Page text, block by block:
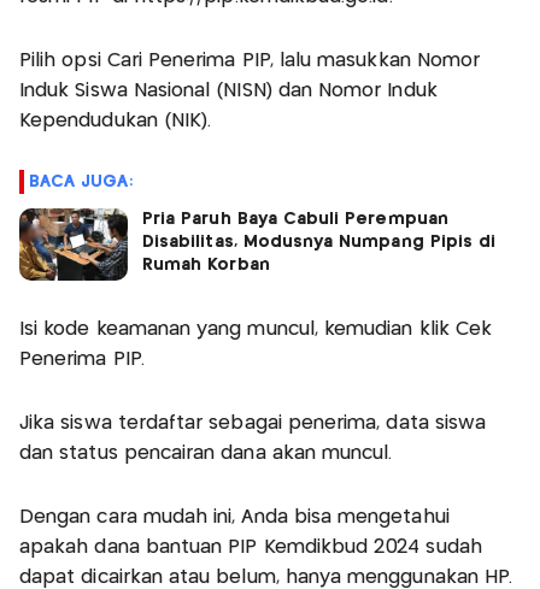
Pilih opsi Cari Penerima PIP, lalu masukkan Nomor
Induk Siswa Nasional (NISN) dan Nomor Induk
Kependudukan (NIK).
BACA JUGA:
Pria Paruh Baya Cabuli Perempuan
Disabilitas, Modusnya Numpang Pipis di
Rumah Korban
Isi kode keamanan yang muncul, kemudian klik Cek
Penerima PIP.
Jika siswa terdaftar sebagai penerima, data siswa
dan status pencairan dana akan muncul.
Dengan cara mudah ini, Anda bisa mengetahui
apakah dana bantuan PIP Kemdikbud 2024 sudah
dapat dicairkan atau belum, hanya menggunakan HP.